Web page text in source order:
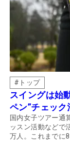
# トップ
スイングは始
ペン”チェック
国内女子ツアー通
ッスン活動などで
万人。これまでに